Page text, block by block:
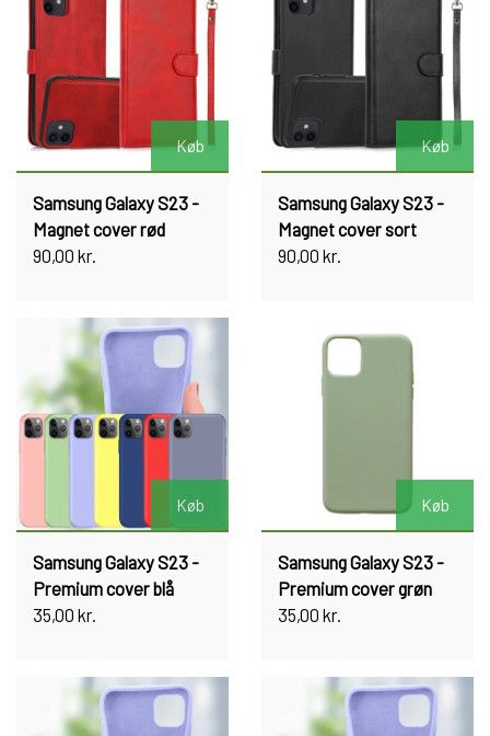
Køb
Samsung Galaxy S23 -
Magnet cover rød
90,00 kr.
Køb
Samsung Galaxy S23 -
Magnet cover sort
90,00 kr.
Køb
Samsung Galaxy S23 -
Premium cover blå
35,00 kr.
Køb
Samsung Galaxy S23 -
Premium cover grøn
35,00 kr.